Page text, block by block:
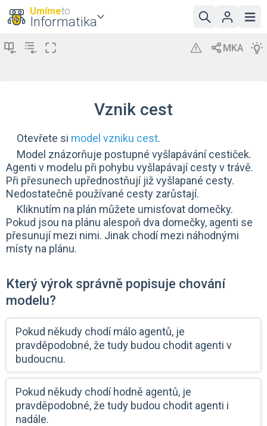
Umímeto
Informatika
Vznik cest
Otevřete si model vzniku cest.
Model znázorňuje postupné vyšlapávání cestiček.
Agenti v modelu při pohybu vyšlapávají cesty v trávě.
Při přesunech upřednostňují již vyšlapané cesty.
Nedostatečně používané cesty zarůstají.
Kliknutím na plán můžete umisťovat domečky.
Pokud jsou na plánu alespoň dva domečky, agenti se
přesunují mezi nimi. Jinak chodí mezi náhodnými
místy na plánu.
Který výrok správně popisuje chování
modelu?
Pokud někudy chodí málo agentů, je
pravděpodobné, že tudy budou chodit agenti v
budoucnu.
Pokud někudy chodí hodně agentů, je
pravděpodobné, že tudy budou chodit agenti i
nadále.